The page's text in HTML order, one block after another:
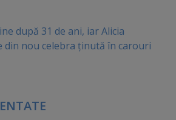
după 31 de ani, iar Alicia
din nou celebra ținută în carouri